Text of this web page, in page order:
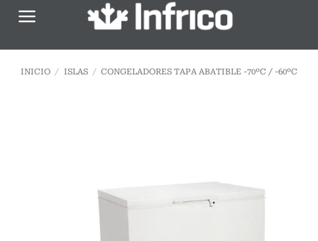
Saltar
INICIO / ISLAS / CONGELADORES TAPA ABATIBLE -70ºC / -60ºC